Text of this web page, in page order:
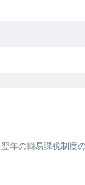
年の簡易課税制度